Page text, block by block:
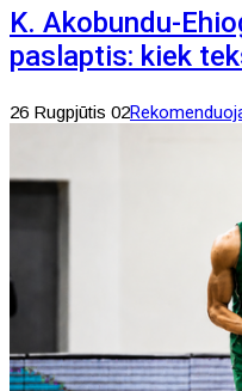
K. Akobundu-
paslaptis: kiek
26 Rugpjūtis 02